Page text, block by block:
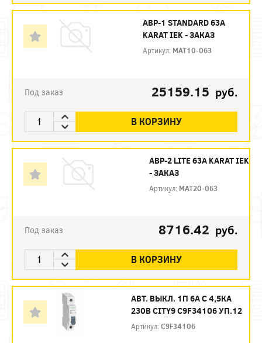
АВР-1 STANDARD 63А
KARAT IEK - ЗАКАЗ
Артикул: MAT10-063
Под заказ 25159.15 руб.
В КОРЗИНУ
АВР-2 LITE 63А KARAT IEK
- ЗАКАЗ
Артикул: MAT20-063
Под заказ 8716.42 руб.
В КОРЗИНУ
АВТ. ВЫКЛ. 1П 6А С 4,5КА
230В CITY9 C9F34106 УП.12
Артикул:C9F34106